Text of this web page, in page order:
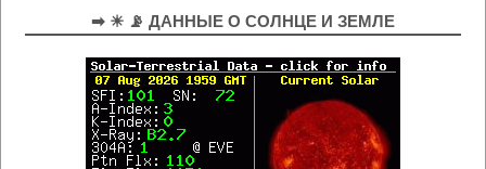
➡ ☀ 📡 ДАННЫЕ О СОЛНЦЕ И ЗЕМЛЕ